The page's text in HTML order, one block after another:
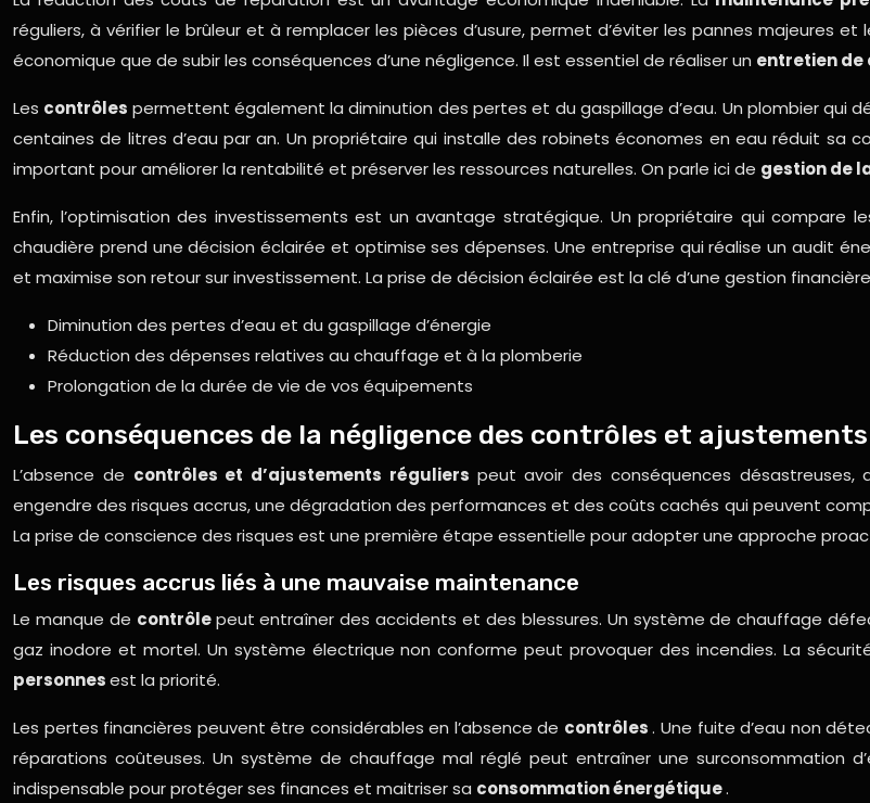
réguliers, à vérifier le brûleur et à remplacer les pièces d’usure, permet d’éviter les pannes majeures
économique que de subir les conséquences d’une négligence. Il est essentiel de réaliser un entretien de
Les contrôles permettent également la diminution des pertes et du gaspillage d’eau. Un plombier qui
centaines de litres d’eau par an. Un propriétaire qui installe des robinets économes en eau réduit sa
important pour améliorer la rentabilité et préserver les ressources naturelles. On parle ici de gestion de
Enfin, l’optimisation des investissements est un avantage stratégique. Un propriétaire qui compare
chaudière prend une décision éclairée et optimise ses dépenses. Une entreprise qui réalise un audit
et maximise son retour sur investissement. La prise de décision éclairée est la clé d’une gestion
Diminution des pertes d’eau et du gaspillage d’énergie
Réduction des dépenses relatives au chauffage et à la plomberie
Prolongation de la durée de vie de vos équipements
Les conséquences de la négligence des contrôles et
L’absence de contrôles et d’ajustements réguliers peut avoir des conséquences
engendre des risques accrus, une dégradation des performances et des coûts cachés qui peuvent
La prise de conscience des risques est une première étape essentielle pour adopter une approche
Les risques accrus liés à une mauvaise maintenance
Le manque de contrôlepeut entraîner des accidents et des blessures. Un système de chauffage
gaz inodore et mortel. Un système électrique non conforme peut provoquer des incendies. La
personnesest la priorité.
Les pertes financières peuvent être considérables en l’absence de contrôles. Une fuite d’eau non
réparations coûteuses. Un système de chauffage mal réglé peut entraîner une surconsommation
indispensable pour protéger ses finances et maitriser sa consommation énergétique.